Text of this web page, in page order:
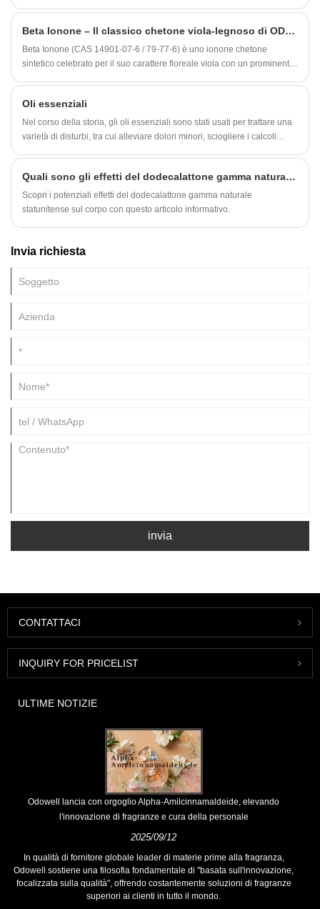
Beta Ionone – Il classico chetone viola-legnoso di ODOWELL per una profondità di fragranza raffinata
Beta Ionone (CAS 14901-07-6 / 79-77-6) è uno ionone chetone
sintetico celebrato per il suo carattere floreale viola con un prominente
Oli essenziali
Nel corso della storia, gli oli essenziali sono stati usati per trattare una
varietà di disturbi, tra cui alleviare dolori minori, sciogliere i calcoli
Quali sono gli effetti del dodecalattone gamma naturale americano sul corpo?
Scopri i potenziali effetti del dodecalattone gamma naturale
statunitense sul corpo con questo articolo informativo.
Invia richiesta
invia
CONTATTACI
INQUIRY FOR PRICELIST
ULTIME NOTIZIE
Odowell lancia con orgoglio Alpha-Amilcinnamaldeide, elevando
l'innovazione di fragranze e cura della personale
2025/09/12
In qualità di fornitore globale leader di materie prime alla fragranza,
Odowell sostiene una filosofia fondamentale di "basata sull'innovazione,
focalizzata sulla qualità", offrendo costantemente soluzioni di fragranze
superiori ai clienti in tutto il mondo.